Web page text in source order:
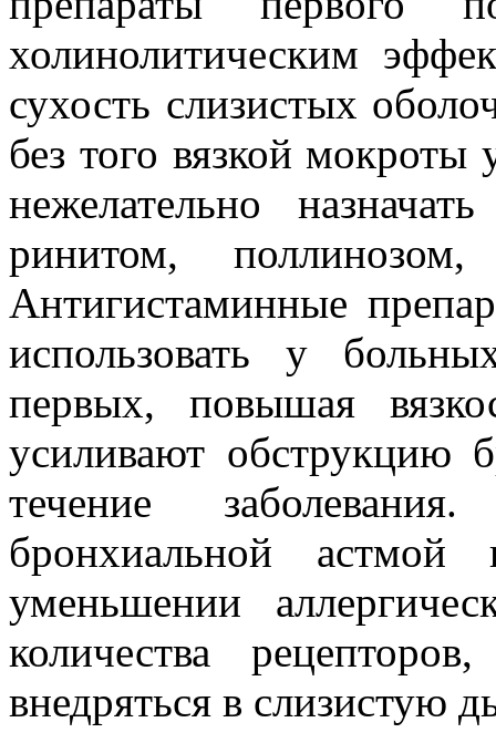
холинолитическим
сухость слизистых
без того вязкой
нежелательно
ринитом,
Антигистаминные
использовать у
первых, повышая
усиливают обструкцию
течение
бронхиальной
уменьшении
количества
внедряться в слизистую